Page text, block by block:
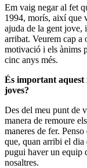
Em vaig negar al fet
1994, morís, així que
ajuda de la gent jove,
arribat. Veurem cap a
motivació i els ànims
cinc anys més.
És important
joves?
Des del meu punt de
manera de remoure
maneres de fer.
que, quan arribi el
pugui haver un equip
nosaltres.